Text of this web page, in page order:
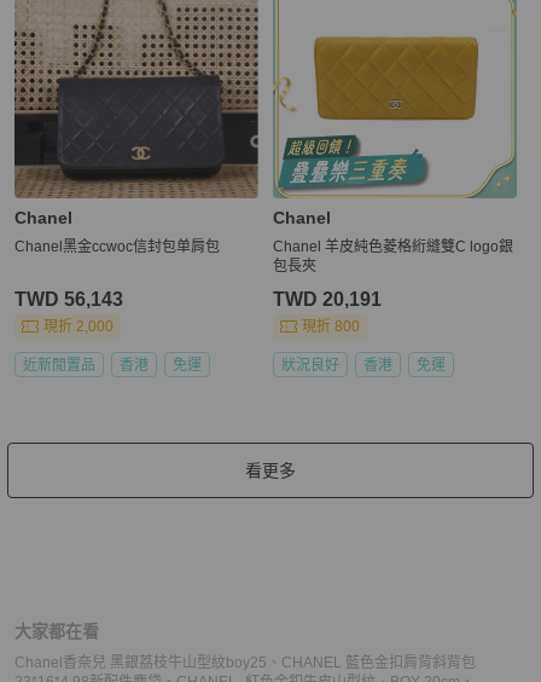
Chanel
Chanel黑金ccwoc信封包单肩包
TWD 56,143
現折 2,000
近新閒置品 香港 免運
Chanel
Chanel 羊皮純色菱格絎縫雙C logo銀
包長夾
TWD 20,191
現折 800
狀況良好 香港 免運
看更多
大家都在看
Chanel香奈兒 黑銀荔枝牛山型紋boy25 、 CHANEL 藍色金扣肩背斜背包